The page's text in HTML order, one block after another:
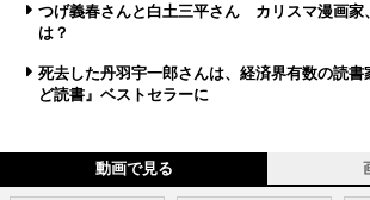
つげ義春さんと白土三平さん カリスマ漫画家
は？
死去した丹羽宇一郎さんは、経済界有数の読
ど読書』ベストセラーに
動画で見る